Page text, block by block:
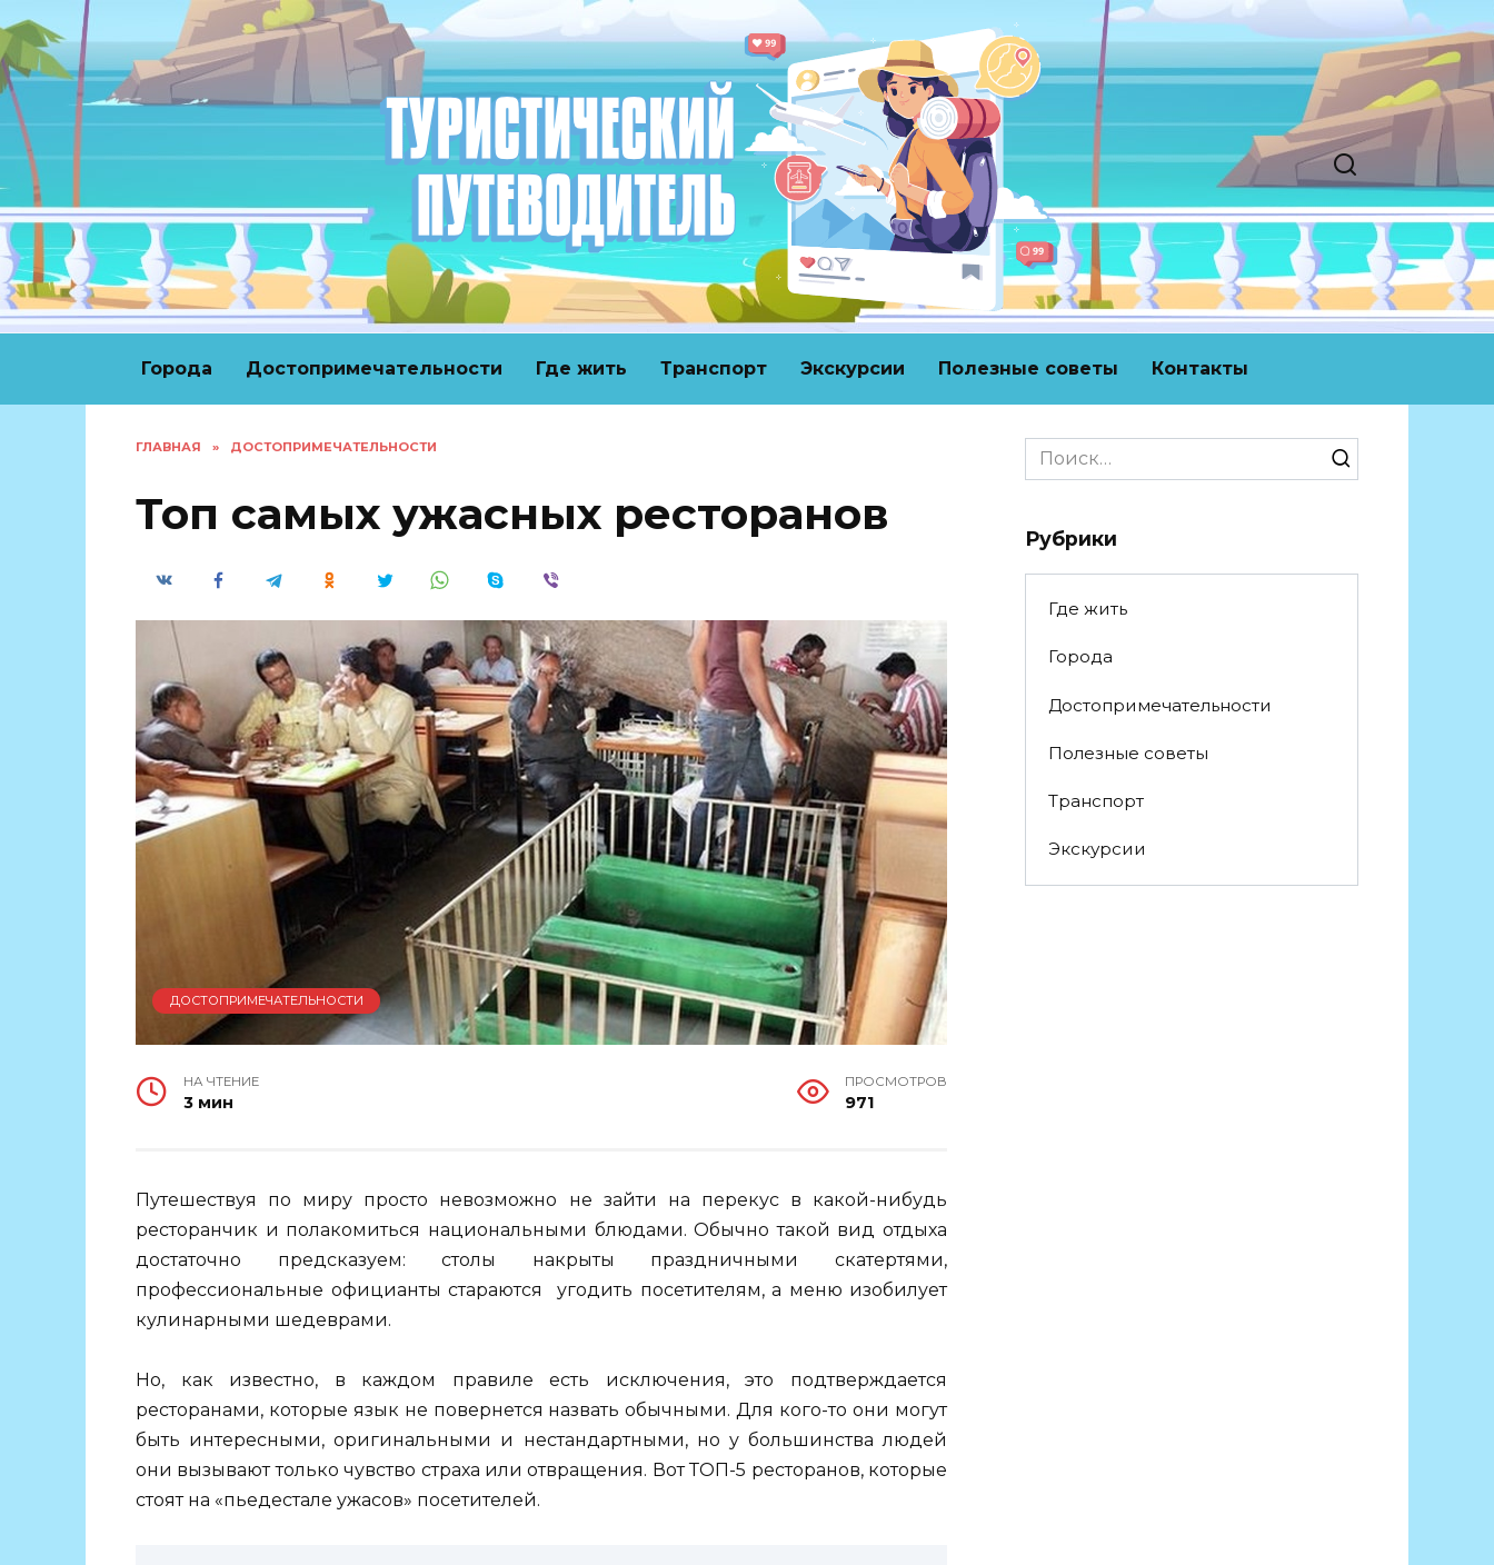
к
содержанию
Города Достопримечательности Где жить Транспорт Экскурсии Полезные советы Контакты
ГЛАВНАЯ » ДОСТОПРИМЕЧАТЕЛЬНОСТИ
Топ самых ужасных ресторанов
ДОСТОПРИМЕЧАТЕЛЬНОСТИ
НА ЧТЕНИЕ
3 мин
ПРОСМОТРОВ
971
Путешествуя по миру просто невозможно не зайти на перекус в какой-нибудь
ресторанчик и полакомиться национальными блюдами. Обычно такой вид отдыха
достаточно предсказуем: столы накрыты праздничными скатертями,
профессиональные официанты стараются угодить посетителям, а меню изобилует
кулинарными шедеврами.
Но, как известно, в каждом правиле есть исключения, это подтверждается
ресторанами, которые язык не повернется назвать обычными. Для кого-то они могут
быть интересными, оригинальными и нестандартными, но у большинства людей
они вызывают только чувство страха или отвращения. Вот ТОП-5 ресторанов, которые
стоят на «пьедестале ужасов» посетителей.
Search
for:
Рубрики
Где жить
Города
Достопримечательности
Полезные советы
Транспорт
Экскурсии